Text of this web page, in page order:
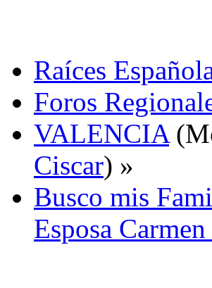
Raíces
Foros
VALENCIA
Ciscar) »
Busco mis
Esposa